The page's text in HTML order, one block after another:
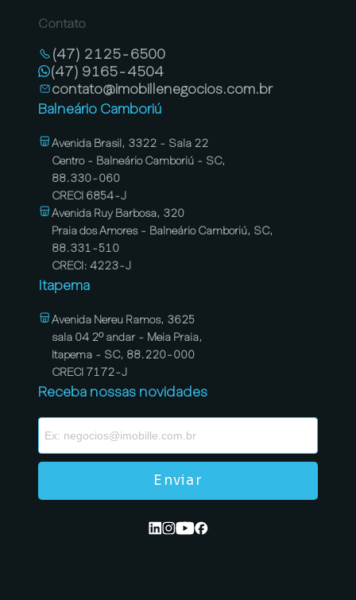
Contato
(47) 2125-6500
(47) 9165-4504
contato@imobillenegocios.com.br
Balneário Camboriú
Avenida Brasil, 3322 - Sala 22
Centro - Balneário Camboriú - SC,
88.330-060
CRECI 6854-J
Avenida Ruy Barbosa, 320
Praia dos Amores - Balneário Camboriú, SC,
88.331-510
CRECI: 4223-J
Itapema
Avenida Nereu Ramos, 3625
sala 04 2º andar - Meia Praia,
Itapema - SC, 88.220-000
CRECI 7172-J
Receba nossas novidades
Enviar